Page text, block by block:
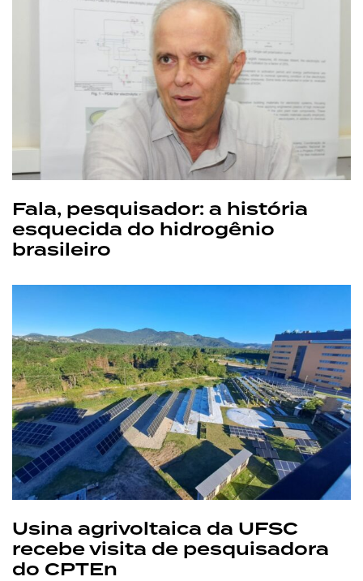
Fala, pesquisador: a história
esquecida do hidrogênio
brasileiro
Usina agrivoltaica da UFSC
recebe visita de pesquisadora
do CPTEn